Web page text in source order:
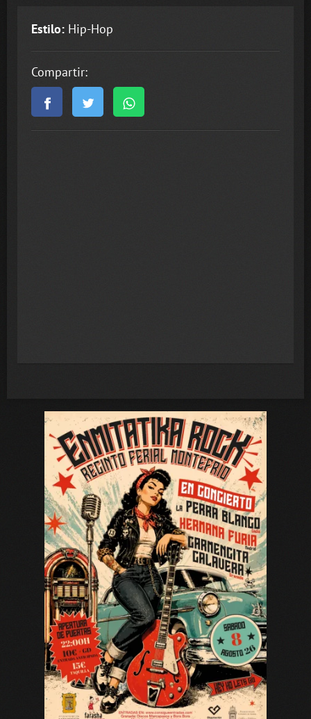
Estilo: Hip-Hop
Compartir: